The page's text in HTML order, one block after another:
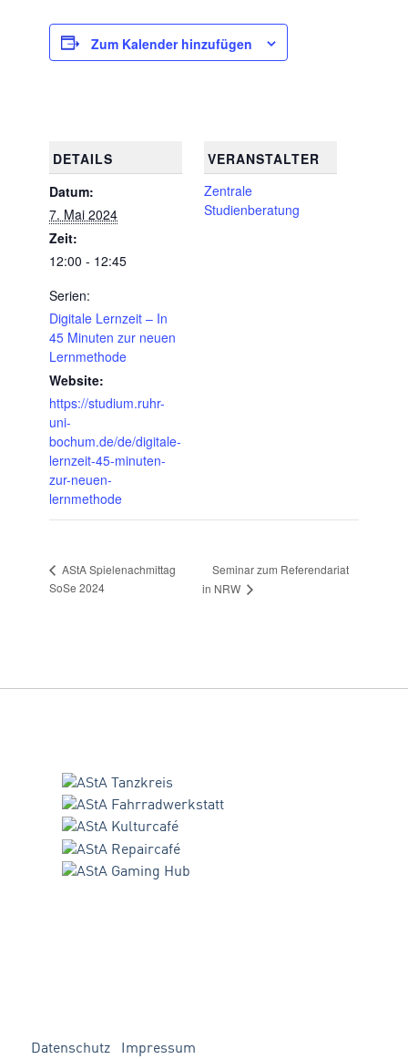
Zum Kalender hinzufügen
DETAILS
Datum:
7. Mai 2024
Zeit:
12:00 - 12:45
Serien:
Digitale Lernzeit – In
45 Minuten zur neuen
Lernmethode
Website:
https://studium.ruhr-
uni-
bochum.de/de/digitale-
lernzeit-45-minuten-
zur-neuen-
lernmethode
VERANSTALTER
Zentrale
Studienberatung
AStA Spielenachmittag
SoSe 2024
Seminar zum Referendariat
in NRW
Datenschutz Impressum